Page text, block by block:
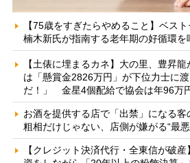
【75歳をすぎたらやめること】ベス
楠木新氏が指南する老年期の好循環を
【土俵に埋まるカネ】大の里、豊昇
は「懸賞金2826万円」が下位力士に
だ！」 金星4個配給で協会は年96万
お酒を提供する店で「出禁」になる
粗相だけじゃない、店側が嫌がる“最
【クレジット決済代行・全東信が破